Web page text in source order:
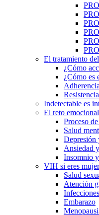
El tratamiento
¿Cómo
¿Cómo es
Adherencia
Indetectable es
El reto emocional
Proceso
Salud
Ansiedad
Insomnio
VIH si eres mujer
Salud
Atención
Embarazo